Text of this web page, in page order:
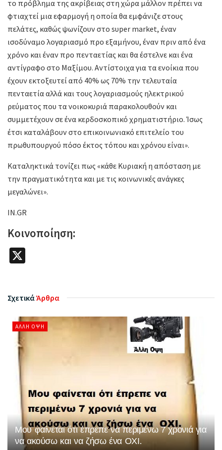
το πρόβλημα της ακρίβειας στη χώρα μάλλον πρέπει να
φτιαχτεί μια εφαρμογή η οποία θα εμφάνιζε στους
πελάτες, καθώς ψωνίζουν στο sυper market, έναν
ισοδύναμο λογαριασμό προ εξαμήνου, έναν πριν από ένα
χρόνο και έναν προ πενταετίας και θα έστελνε και ένα
αντίγραφο στο Μαξίμου. Αντίστοιχα για τα ενοίκια που
έχουν εκτοξευτεί από 40% ως 70% την τελευταία
πενταετία αλλά και τους λογαριασμούς ηλεκτρικού
ρεύματος που τα νοικοκυριά παρακολουθούν και
συμμετέχουν σε ένα κερδοσκοπικό χρηματιστήριο. Ίσως
έτσι καταλάβουν στο επικοινωνιακό επιτελείο του
πρωθυπουργού πόσο έκτος τόπου και χρόνου είναι».
Καταληκτικά τονίζει πως «κάθε Κυριακή η απόσταση με
την πραγματικότητα και με τις κοινωνικές ανάγκες
μεγαλώνει».
IN.GR
Κοινοποίηση:
ΣχετικάΆρθρα
ΆΛΛΗ ΌΨΗ
Μου φαίνεται ότι έπρεπε να περιμένω 7 χρονιά για
να ακούσω και να ζήσω ένα ΟΧΙ.